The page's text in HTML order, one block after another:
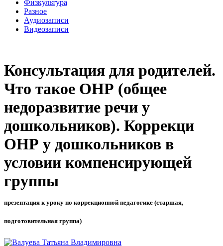
Физкультура
Разное
Аудиозаписи
Видеозаписи
Консультация для родителей.
Что такое ОНР (общее
недоразвитие речи у
дошкольников). Коррекци
ОНР у дошкольников в
условии компенсирующей
группы
презентация к уроку по коррекционной педагогике (старшая,
подготовительная группа)